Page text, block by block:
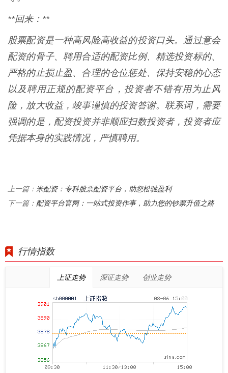
**回来：**
股票配资是一种高风险高收益的投资口头。通过意会
配资的骨子、聘用合适的配资比例、精选投资标的、
严格的止损止盈、合理的仓位惩处、保持安稳的心态
以及聘用正规的配资平台，投资者不错有用为止风
险，放大收益，竣事谨慎的投资答谢。联系词，需要
强调的是，配资投资并非顺应扫数投资者，投资者应
凭据本身的实践情况，严慎聘用。
上一篇： 米配资：专科股票配资平台，助您松驰盈利
下一篇： 配资平台官网：一站式投资作事，助力您的钞票升值之路
行情指数
上证走势 深证走势 创业走势